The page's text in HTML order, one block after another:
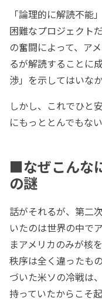
「論理的に解読不能
困難なプロジェクト
の奮闘によって、ア
るが解読することに
渉」を示してはいなか
しかし、これでひと
にもっととんでもな
■なぜこんな
の謎
話がそれるが、第二
いたのは世界の中で
まアメリカのみが核
秩序は全く違ったも
づいた米ソの冷戦は
持っていたからこそ